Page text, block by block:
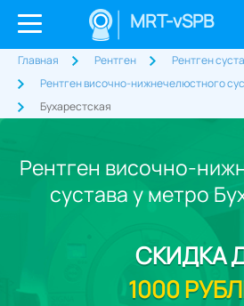
MRT-vSPB
Главная Рентген
Рентген
Рентген височно-нижнечелюстного
Бухарестская
Рентген височно-
сустава у метро
СКИДКА
1000